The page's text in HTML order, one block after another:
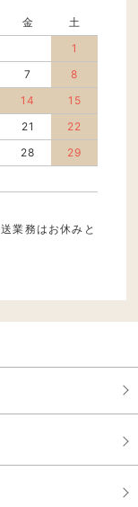
金
土
1
7
8
14
15
21
22
28
29
業務はお休みと